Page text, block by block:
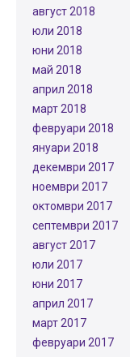
август 2018
юли 2018
юни 2018
май 2018
април 2018
март 2018
февруари 2018
януари 2018
декември 2017
ноември 2017
октомври 2017
септември 2017
август 2017
юли 2017
юни 2017
април 2017
март 2017
февруари 2017